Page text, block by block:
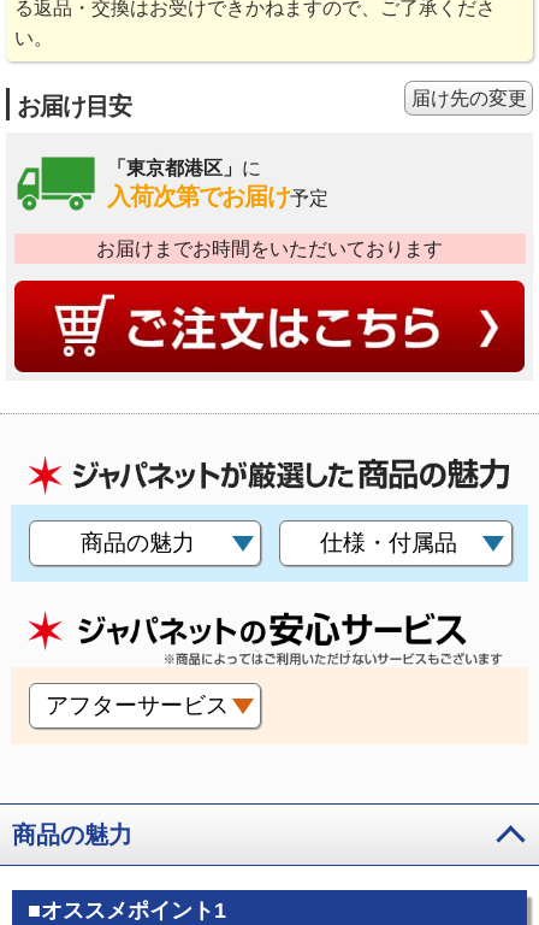
る返品・交換はお受けできかねますので、ご了承くださ
い。
お届け目安
「東京都港区」 に
入荷次第でお届け予定
お届けまでお時間をいただいております
届け先の変更
商品の魅力 仕様・付属品
アフターサービス
商品の魅力
■オススメポイント1